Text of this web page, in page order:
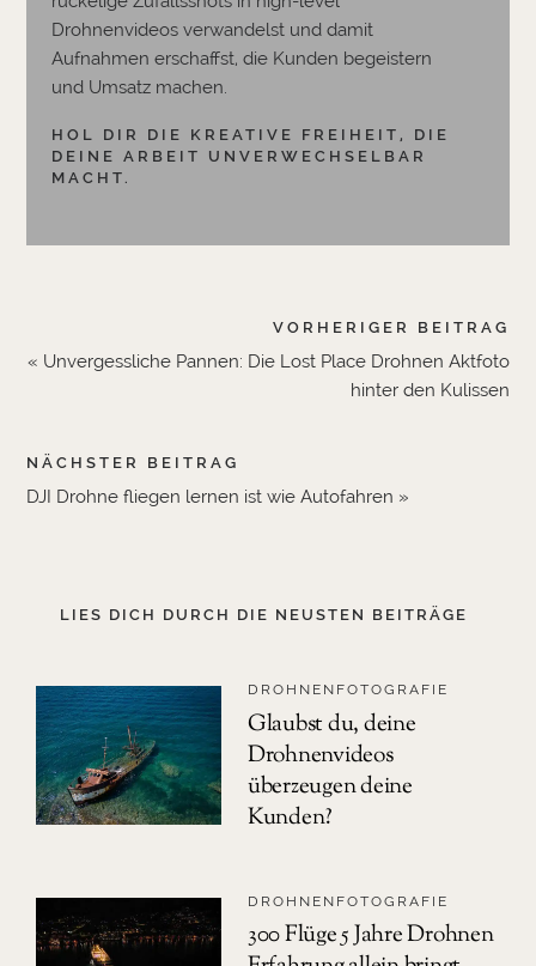
Drohnenvideos verwandelst und damit
Aufnahmen erschaffst, die Kunden begeistern
und Umsatz machen.
HOL DIR DIE KREATIVE FREIHEIT, DIE
DEINE ARBEIT UNVERWECHSELBAR
MACHT.
VORHERIGER BEITRAG
« Unvergessliche Pannen: Die Lost Place Drohnen Aktfoto
hinter den Kulissen
NÄCHSTER BEITRAG
DJI Drohne fliegen lernen ist wie Autofahren »
LIES DICH DURCH DIE NEUSTEN BEITRÄGE
Glaubst du, deine
Drohnenvideos
überzeugen deine
Kunden?
DROHNENFOTOGRAFIE
300 Flüge 5 Jahre Drohnen
DROHNENFOTOGRAFIE